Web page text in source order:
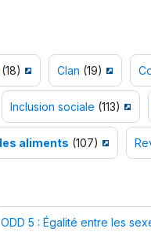
(18) Clan (19)
Inclusion sociale (113)
aliments (107)
ODD 5 : Égalité entre les